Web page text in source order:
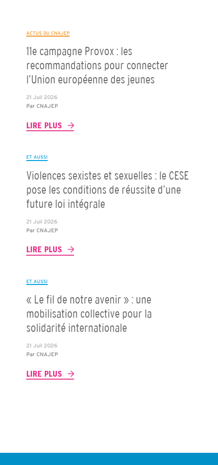
ACTUS DU CNAJEP
11e campagne Provox : les
recommandations pour connecter
l’Union européenne des jeunes
21 Juil 2026
Par CNAJEP
LIRE PLUS
ET AUSSI
Violences sexistes et sexuelles : le CESE
pose les conditions de réussite d’une
future loi intégrale
21 Juil 2026
Par CNAJEP
LIRE PLUS
ET AUSSI
« Le fil de notre avenir » : une
mobilisation collective pour la
solidarité internationale
21 Juil 2026
Par CNAJEP
LIRE PLUS